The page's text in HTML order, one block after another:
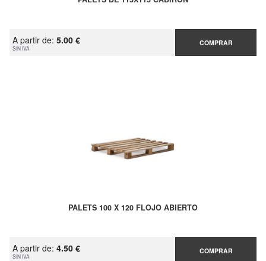
A partir de: 5.00 €
SIN IVA
COMPRAR
PALETS 100 X 120 FLOJO ABIERTO
A partir de: 4.50 €
SIN IVA
COMPRAR